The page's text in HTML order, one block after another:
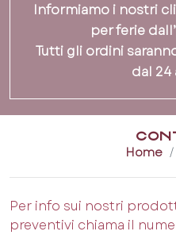
Informiamo i nostri
per ferie
Tutti gli ordini
dal 24
Home
Per info sui nostri
preventivi chiama il